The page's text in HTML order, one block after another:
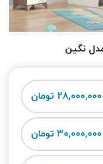
نگین
28,000,000 تومان
30,000,000 تومان